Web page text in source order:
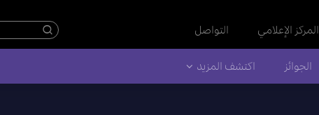
المركز الإعلامي التواصل
الجوائز اكتشف المزيد